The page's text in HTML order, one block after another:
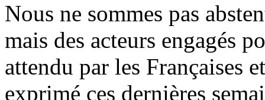
Nous ne sommes pas
mais des acteurs engagés
attendu par les Françaises
exprimé ces dernières